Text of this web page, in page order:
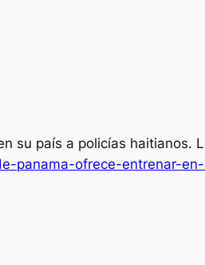
su país a policías haitianos.
panama-ofrece-entrenar-